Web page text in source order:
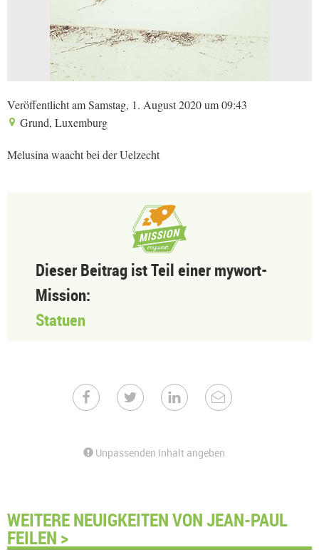
Veröffentlicht am Samstag, 1. August 2020 um 09:43
Grund, Luxemburg
Melusina waacht bei der Uelzecht
Dieser Beitrag ist Teil einer mywort-
Mission:
Statuen
Unpassenden Inhalt angeben
WEITERE NEUIGKEITEN VON JEAN-PAUL
FEILEN >